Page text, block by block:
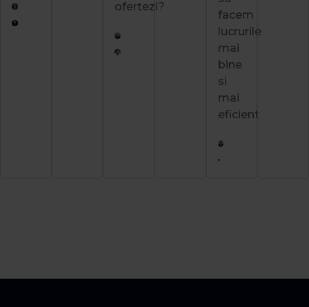
ofertezi?
facem
lucrurile
mai
bine
si
mai
eficient